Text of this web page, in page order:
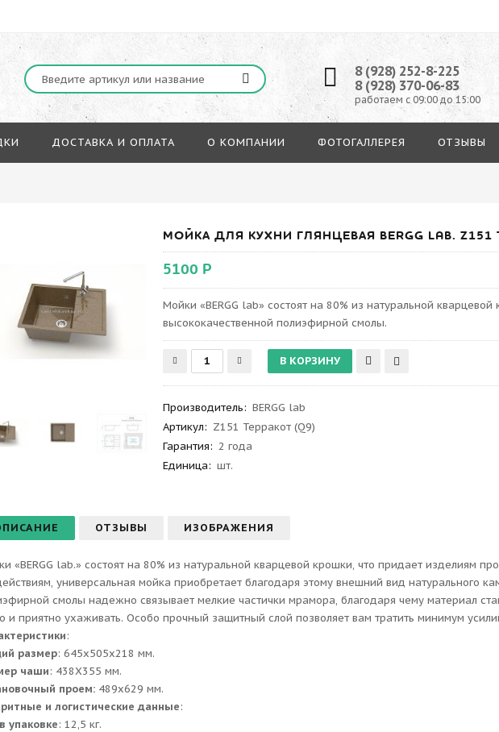
8 (928) 252-8-225
8 (928) 370-06-83
работаем с 09:00 до 15:00
ДОСТАВКА И ОПЛАТА О КОМПАНИИ ФОТОГАЛЛЕРЕЯ ОТЗЫВЫ
МОЙКА ДЛЯ КУХНИ ГЛЯНЦЕВАЯ BERGG LAB. Z151
5100 Р
Мойки «BERGG lab» состоят на 80% из натуральной
высококачественной полиэфирной смолы.
Производитель: BERGG lab
Артикул: Z151 Терракот (Q9)
Гарантия: 2 года
Единица: шт.
ОТЗЫВЫ ИЗОБРАЖЕНИЯ
«BERGG lab.» состоят на 80% из натуральной кварцевой крошки, что придает изделиям
универсальная мойка приобретает благодаря этому внешний вид натурального
смолы надежно связывает мелкие частички мрамора, благодаря чему материал
и приятно ухаживать. Особо прочный защитный слой позволяет вам тратить минимум
:
размер: 645x505x218 мм.
чаши: 438Х355 мм.
проем: 489x629 мм.
и логистические данные:
упаковке: 12,5 кг.